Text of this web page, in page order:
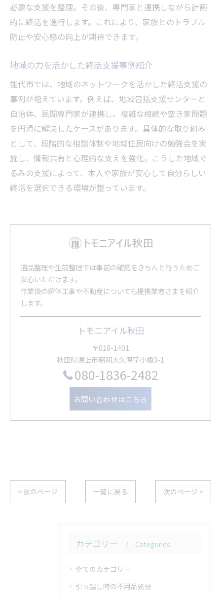
必要な支援を整理。その後、専門家と連携しながら計画
的に終活を進行します。これにより、家族とのトラブル
防止や安心感の向上が期待できます。
地域の力を活かした終活支援事例紹介
能代市では、地域のネットワークを活かした終活支援の
事例が増えています。例えば、地域包括支援センターと
自治体、民間専門家が連携し、複雑な相続や空き家問題
を円滑に解決したケースがあります。具体的な取り組み
として、段階的な相談体制や地域住民向けの勉強会を実
施し、情報共有と心理的な支えを強化。こうした地域ぐ
るみの支援によって、本人や家族が安心して自分らしい
終活を選択できる環境が整っています。
遺品整理や生前整理では事前の確認をきちんと行うためご
安心いただけます。
作業後の解体工事や不動産についても提携業者さまを紹介
します。
トモニアイル秋田
〒018-1401
秋田県潟上市昭和大久保字小橋3-1
080-1836-2482
お問い合わせはこちら
< 前のページ 一覧に戻る 次のページ >
カテゴリー Categories
全てのカテゴリー
引っ越し時の不用品処分